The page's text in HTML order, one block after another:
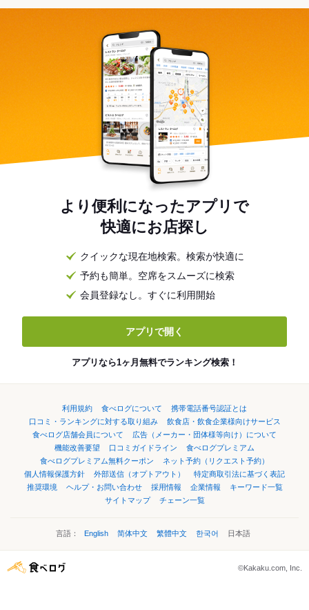
より便利になったアプリで
快適にお店探し
クイックな現在地検索。検索が快適に
予約も簡単。空席をスムーズに検索
会員登録なし。すぐに利用開始
アプリで開く
アプリなら1ヶ月無料でランキング検索！
利用規約 食べログについて
携帯電話番号認証とは
口コミ・ランキングに対する取り組み
飲食店・飲食企業様向けサービス
食べログ店舗会員について
広告（メーカー・団体様等向け）について
機能改善要望
口コミガイドライン
食べログプレミアム
食べログプレミアム無料クーポン
ネット予約（リクエスト予約）
個人情報保護方針
外部送信（オプトアウト）
特定商取引法に基づく表記
推奨環境
ヘルプ・お問い合わせ 採用情報 企業情報
キーワード一覧
サイトマップ
チェーン一覧
言語： English 简体中文 繁體中文 한국어 日本語
©Kakaku.com, Inc.